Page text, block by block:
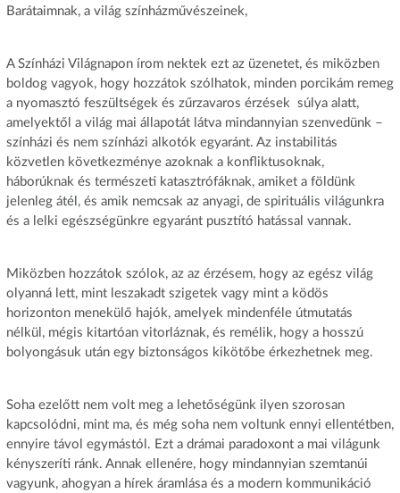
Barátaimnak, a világ színházművészeinek,
A Színházi Világnapon írom nektek ezt az üzenetet, és miközben
boldog vagyok, hogy hozzátok szólhatok, minden porcikám remeg
a nyomasztó feszültségek és zűrzavaros érzések súlya alatt,
amelyektől a világ mai állapotát látva mindannyian szenvedünk –
színházi és nem színházi alkotók egyaránt. Az instabilitás
közvetlen következménye azoknak a konfliktusoknak,
háborúknak és természeti katasztrófáknak, amiket a földünk
jelenleg átél, és amik nemcsak az anyagi, de spirituális világunkra
és a lelki egészségünkre egyaránt pusztító hatással vannak.
Miközben hozzátok szólok, az az érzésem, hogy az egész világ
olyanná lett, mint leszakadt szigetek vagy mint a ködös
horizonton menekülő hajók, amelyek mindenféle útmutatás
nélkül, mégis kitartóan vitorláznak, és remélik, hogy a hosszú
bolyongásuk után egy biztonságos kikötőbe érkezhetnek meg.
Soha ezelőtt nem volt meg a lehetőségünk ilyen szorosan
kapcsolódni, mint ma, és még soha nem voltunk ennyi ellentétben,
ennyire távol egymástól. Ezt a drámai paradoxont a mai világunk
kényszeríti ránk. Annak ellenére, hogy mindannyian szemtanúi
vagyunk, ahogyan a hírek áramlása és a modern kommunikáció